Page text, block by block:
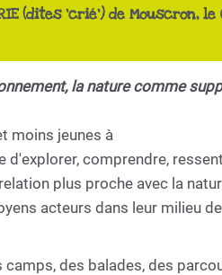
(dites 'crié') de Mouscron,
la nature comme
moins jeunes à
d'explorer, comprendre,
plus proche avec la
acteurs dans leur milieu
des balades, des